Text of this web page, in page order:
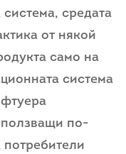
средата
от някой
само на
система
по-
потребители